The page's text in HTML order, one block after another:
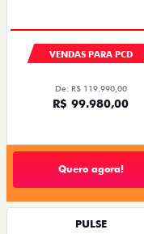
VENDAS PARA PCD
De: R$ 119.990,00
R$ 99.980,00
Quero agora!
PULSE